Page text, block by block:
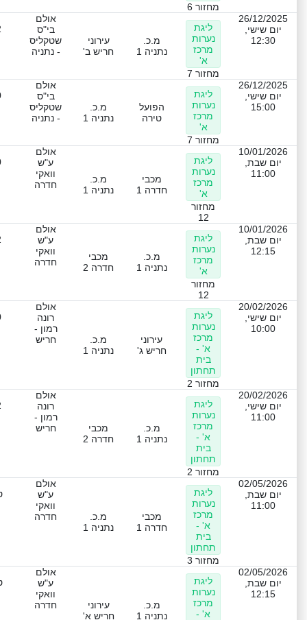
מחזור 6
26/12/2025
יום שישי,
12:30
ליגת
נערות
מרכז
א'
מחזור 7
מ.כ.
נתניה 1
עירוני
חריש ב'
אולם
בי"ס
שטקליס
- נתניה
26/12/2025
יום שישי,
15:00
ליגת
נערות
מרכז
א'
מחזור 7
הפועל
טירה
מ.כ.
נתניה 1
אולם
בי"ס
שטקליס
- נתניה
10/01/2026
יום שבת,
11:00
ליגת
נערות
מרכז
א'
מחזור
12
מכבי
חדרה 1
מ.כ.
נתניה 1
אולם
ע"ש
וואקי
חדרה
10/01/2026
יום שבת,
12:15
ליגת
נערות
מרכז
א'
מחזור
12
מ.כ.
נתניה 1
מכבי
חדרה 2
אולם
ע"ש
וואקי
חדרה
20/02/2026
יום שישי,
10:00
ליגת
נערות
מרכז
א' -
בית
תחתון
מחזור 2
עירוני
חריש ג'
מ.כ.
נתניה 1
אולם
רונה
רמון -
חריש
20/02/2026
יום שישי,
11:00
ליגת
נערות
מרכז
א' -
בית
תחתון
מחזור 2
מ.כ.
נתניה 1
מכבי
חדרה 2
אולם
רונה
רמון -
חריש
02/05/2026
יום שבת,
11:00
ליגת
נערות
מרכז
א' -
בית
תחתון
מחזור 3
מכבי
חדרה 1
מ.כ.
נתניה 1
אולם
ע"ש
וואקי
חדרה
02/05/2026
יום שבת,
12:15
ליגת
נערות
מרכז
א' -
מ.כ.
נתניה 1
עירוני
חריש א'
אולם
ע"ש
וואקי
חדרה